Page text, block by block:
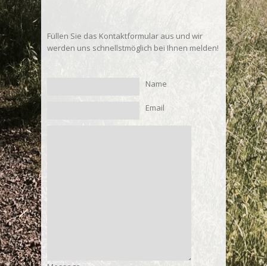
Füllen Sie das Kontaktformular aus und wir
werden uns schnellstmöglich bei Ihnen melden!
Name
Email